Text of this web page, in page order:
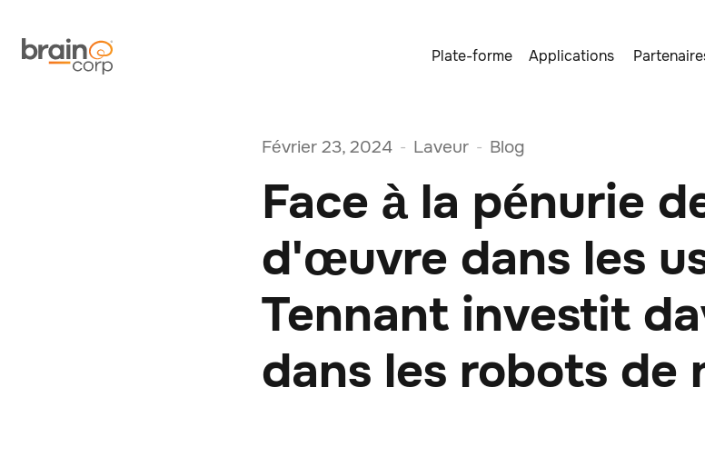
Plate-forme Applications
Février 23, 2024 - Laveur - Blog
Face à la pénurie
d'œuvre dans les
Tennant investit
dans les robots de